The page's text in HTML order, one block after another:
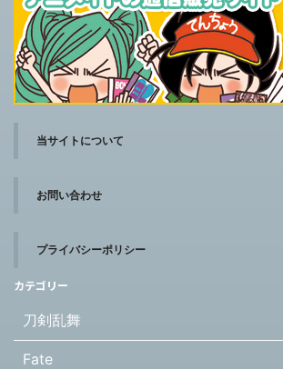
当サイトについて
お問い合わせ
プライバシーポリシー
カテゴリー
刀剣乱舞
Fate